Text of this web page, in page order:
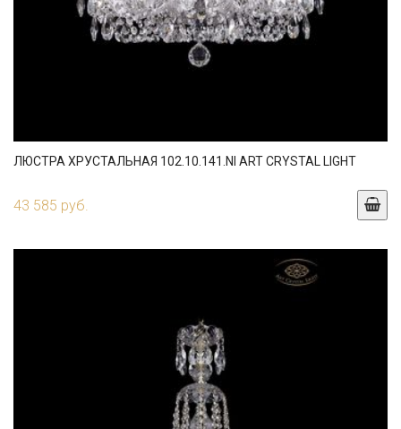
ЛЮСТРА ХРУСТАЛЬНАЯ 102.10.141.NI ART CRYSTAL LIGHT
43 585 руб.